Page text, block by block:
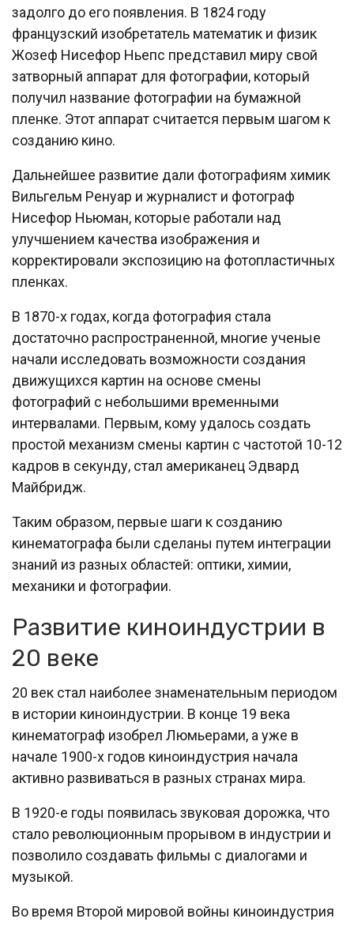
задолго до его появления. В 1824 году
французский изобретатель математик и физик
Жозеф Нисефор Ньепс представил миру свой
затворный аппарат для фотографии, который
получил название фотографии на бумажной
пленке. Этот аппарат считается первым шагом к
созданию кино.
Дальнейшее развитие дали фотографиям химик
Вильгельм Ренуар и журналист и фотограф
Нисефор Ньюман, которые работали над
улучшением качества изображения и
корректировали экспозицию на фотопластичных
пленках.
В 1870-х годах, когда фотография стала
достаточно распространенной, многие ученые
начали исследовать возможности создания
движущихся картин на основе смены
фотографий с небольшими временными
интервалами. Первым, кому удалось создать
простой механизм смены картин с частотой 10-12
кадров в секунду, стал американец Эдвард
Майбридж.
Таким образом, первые шаги к созданию
кинематографа были сделаны путем интеграции
знаний из разных областей: оптики, химии,
механики и фотографии.
Развитие киноиндустрии в
20 веке
20 век стал наиболее знаменательным периодом
в истории киноиндустрии. В конце 19 века
кинематограф изобрел Люмьерами, а уже в
начале 1900-х годов киноиндустрия начала
активно развиваться в разных странах мира.
В 1920-е годы появилась звуковая дорожка, что
стало революционным прорывом в индустрии и
позволило создавать фильмы с диалогами и
музыкой.
Во время Второй мировой войны киноиндустрия